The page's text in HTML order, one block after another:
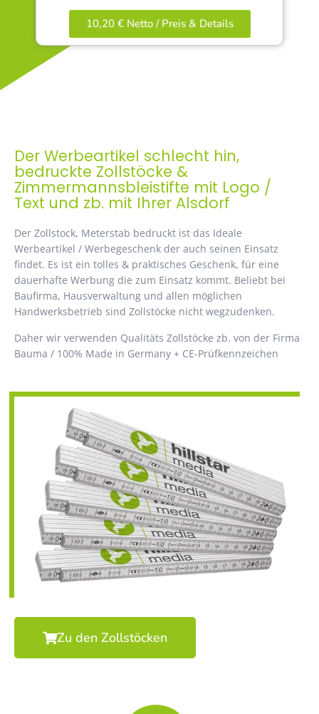
10,20 € Netto / Preis & Details
Der Werbeartikel schlecht hin,
bedruckte Zollstöcke &
Zimmermannsbleistifte mit Logo /
Text und zb. mit Ihrer Alsdorf
Der Zollstock, Meterstab bedruckt ist das Ideale
Werbeartikel / Werbegeschenk der auch seinen Einsatz
findet. Es ist ein tolles & praktisches Geschenk, für eine
dauerhafte Werbung die zum Einsatz kommt. Beliebt bei
Baufirma, Hausverwaltung und allen möglichen
Handwerksbetrieb sind Zollstöcke nicht wegzudenken.
Daher wir verwenden Qualitäts Zollstöcke zb. von der Firma
Bauma / 100% Made in Germany + CE-Prüfkennzeichen
Zu den Zollstöcken